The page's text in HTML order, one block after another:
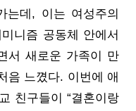
는데, 이는 여성주의
니즘 공동체 안에서
서 새로운 가족이 만
음 느꼈다. 이번에 애
친구들이 “결혼이랑